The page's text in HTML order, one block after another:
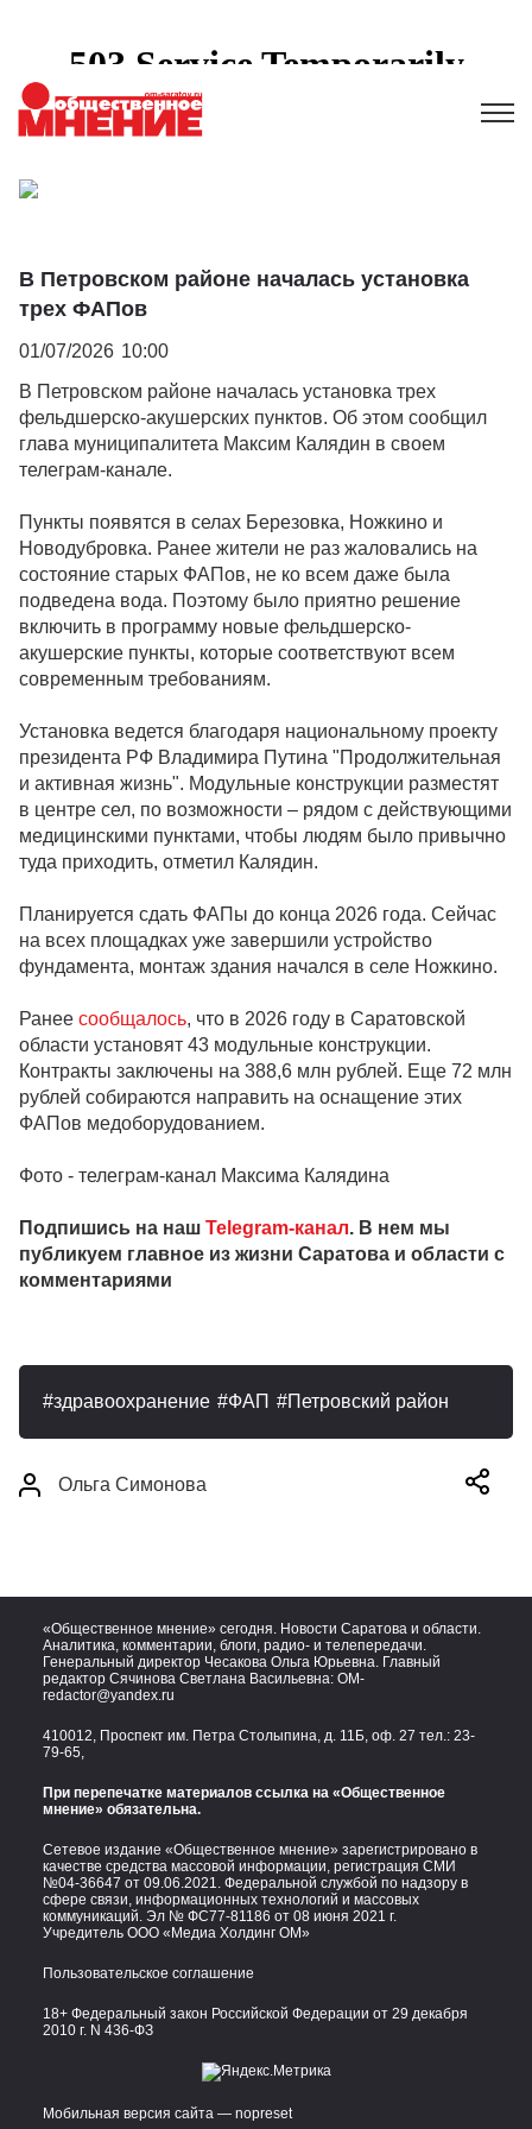
В Петровском районе началась установка
трех ФАПов
01/07/2026 10:00
В Петровском районе началась установка трех
фельдшерско-акушерских пунктов. Об этом сообщил
глава муниципалитета Максим Калядин в своем
телеграм-канале.
Пункты появятся в селах Березовка, Ножкино и
Новодубровка. Ранее жители не раз жаловались на
состояние старых ФАПов, не ко всем даже была
подведена вода. Поэтому было приятно решение
включить в программу новые фельдшерско-
акушерские пункты, которые соответствуют всем
современным требованиям.
Установка ведется благодаря национальному проекту
президента РФ Владимира Путина "Продолжительная
и активная жизнь". Модульные конструкции разместят
в центре сел, по возможности – рядом с действующими
медицинскими пунктами, чтобы людям было привычно
туда приходить, отметил Калядин.
Планируется сдать ФАПы до конца 2026 года. Сейчас
на всех площадках уже завершили устройство
фундамента, монтаж здания начался в селе Ножкино.
Ранее сообщалось, что в 2026 году в Саратовской
области установят 43 модульные конструкции.
Контракты заключены на 388,6 млн рублей. Еще 72 млн
рублей собираются направить на оснащение этих
ФАПов медоборудованием.
Фото - телеграм-канал Максима Калядина
Подпишись на наш Telegram-канал. В нем мы
публикуем главное из жизни Саратова и области с
комментариями
здравоохранение ФАП Петровский район
Ольга Симонова
«Общественное мнение» сегодня. Новости Саратова и области.
Аналитика, комментарии, блоги, радио- и телепередачи.
Генеральный директор Чесакова Ольга Юрьевна. Главный
редактор Сячинова Светлана Васильевна: OM-
redactor@yandex.ru
410012, Проспект им. Петра Столыпина, д. 11Б, оф. 27 тел.: 23-
79-65,
При перепечатке материалов ссылка на «Общественное
мнение» обязательна.
Сетевое издание «Общественное мнение» зарегистрировано в
качестве средства массовой информации, регистрация СМИ
№04-36647 от 09.06.2021. Федеральной службой по надзору в
сфере связи, информационных технологий и массовых
коммуникаций. Эл № ФС77-81186 от 08 июня 2021 г.
Учредитель ООО «Медиа Холдинг ОМ»
Пользовательское соглашение
18+ Федеральный закон Российской Федерации от 29 декабря
2010 г. N 436-ФЗ
Мобильная версия сайта — nopreset